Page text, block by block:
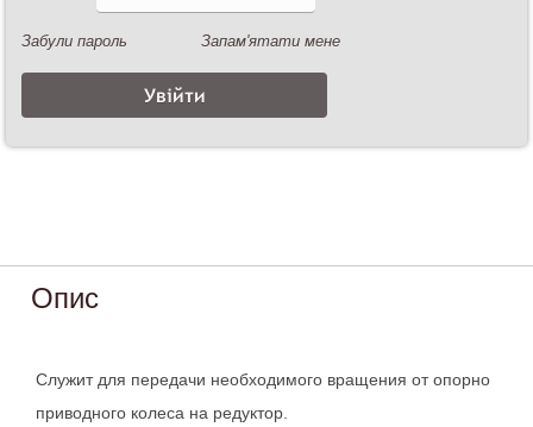
Опис
Служит для передачи необходимого вращения от опорно
приводного колеса на редуктор.
Забули пароль Запам'ятати мене